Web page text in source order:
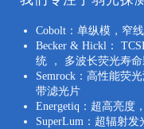
Cobolt：单纵模，窄
Becker & Hickl：
统 ， 多波长荧光寿
Semrock：高性能荧
带滤光片
Energetiq：超高亮度
SuperLum：超辐射